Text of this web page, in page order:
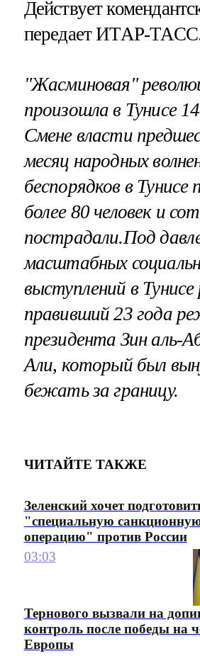
Действует
передает ИТАР-
"Жасминовая"
произошла в Тунисе
Смене власти
месяц народных
беспорядков в Тунисе
более 80 человек и
пострадали.Под
масштабных
выступлений в Тунисе
правивший 23 года
президента Зин аль-
Али, который был
бежать за границу.
ЧИТАЙТЕ ТАКЖЕ
Зеленский хочет
"специальную
операцию" против России
03:03
Тернового вызвали на
контроль после победы на
Европы